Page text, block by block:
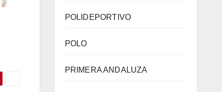
POLIDEPORTIVO
POLO
PRIMERA ANDALUZA